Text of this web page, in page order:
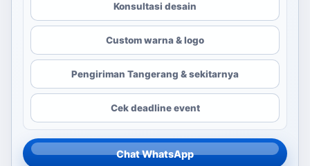
Konsultasi desain
Custom warna & logo
Pengiriman Tangerang & sekitarnya
Cek deadline event
Chat WhatsApp